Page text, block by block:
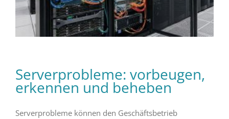
Serverprobleme: vorbeugen,
erkennen und beheben
Serverprobleme können den Geschäftsbetrieb